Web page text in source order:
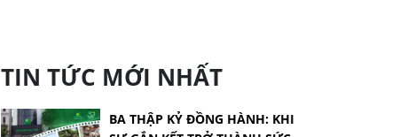
TIN TỨC MỚI NHẤT
BA THẬP KỶ ĐỒNG HÀNH: KHI